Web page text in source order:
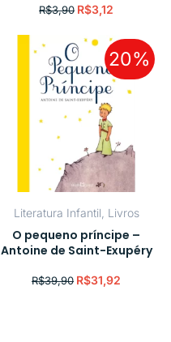
R$3,90 R$3,12
20%
Literatura Infantil Livros
O pequeno príncipe –
Antoine de Saint-Exupéry
R$39,90 R$31,92